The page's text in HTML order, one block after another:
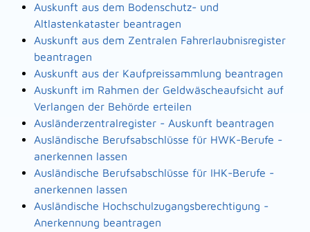
Auskunft aus dem Bodenschutz- und
Altlastenkataster beantragen
Auskunft aus dem Zentralen Fahrerlaubnisregister
beantragen
Auskunft aus der Kaufpreissammlung beantragen
Auskunft im Rahmen der Geldwäscheaufsicht auf
Verlangen der Behörde erteilen
Ausländerzentralregister - Auskunft beantragen
Ausländische Berufsabschlüsse für HWK-Berufe -
anerkennen lassen
Ausländische Berufsabschlüsse für IHK-Berufe -
anerkennen lassen
Ausländische Hochschulzugangsberechtigung -
Anerkennung beantragen